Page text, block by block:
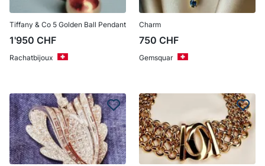
Tiffany & Co 5 Golden Ball Pendant
1'950 CHF
Rachatbijoux
Charm
750 CHF
Gemsquar